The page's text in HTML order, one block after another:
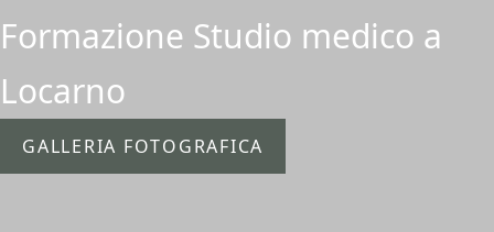
Formazione Studio medico a
Locarno
GALLERIA FOTOGRAFICA